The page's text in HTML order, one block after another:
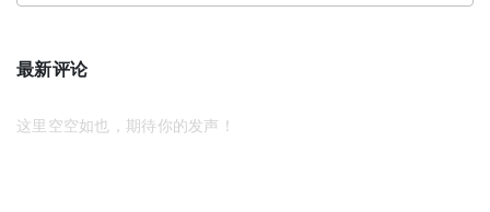
最新评论
这里空空如也，期待你的发声！